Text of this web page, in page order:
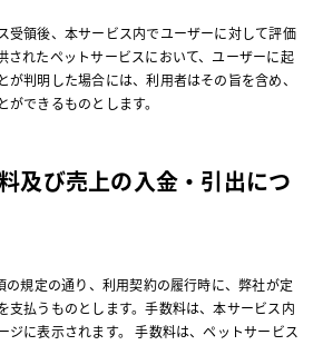
受領後、本サービス内でユーザーに対して評価
されたペットサービスにおいて、ユーザーに起
が判明した場合には、利用者はその旨を含め、
できるものとします。
及び売上の入金・引出につ
規定の通り、利用契約の履行時に、弊社が定
支払うものとします。手数料は、本サービス内
ジに表示されます。 手数料は、ペットサービス